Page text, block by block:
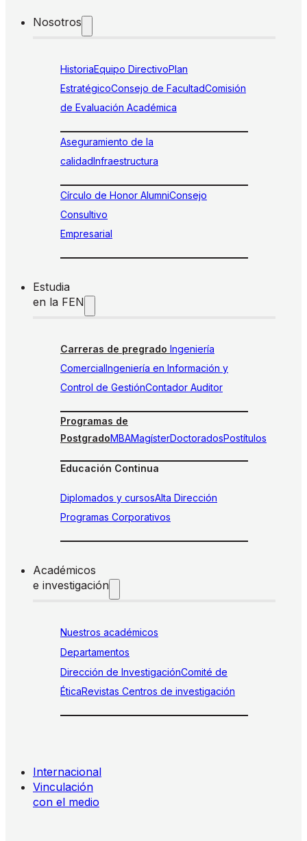
Nosotros
HistoriaEquipo DirectivoPlan
EstratégicoConsejo de FacultadComisión
de Evaluación Académica
Aseguramiento de la
calidadInfraestructura
Círculo de Honor AlumniConsejo
Consultivo
Empresarial
Estudia
en la FEN
Carreras de pregrado Ingeniería
ComercialIngeniería en Información y
Control de GestiónContador Auditor
Programas de
PostgradoMBAMagísterDoctoradosPostítulos
Educación Continua
Diplomados y cursosAlta Dirección
Programas Corporativos
Académicos
e investigación
Nuestros académicos
Departamentos
Dirección de InvestigaciónComité de
ÉticaRevistas Centros de investigación
Internacional
Vinculación
con el medio